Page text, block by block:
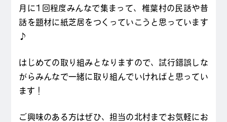
月に1回程度みんなで集まって、椎葉村の民話や昔
話を題材に紙芝居をつくっていこうと思っています
♪
はじめての取り組みとなりますので、試行錯誤しな
がらみんなで一緒に取り組んでいければと思ってい
ます！
ご興味のある方はぜひ、担当の北村までお気軽にお